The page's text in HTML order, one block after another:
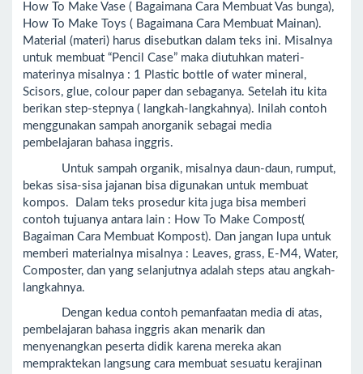
How To Make Vase ( Bagaimana Cara Membuat Vas bunga),
How To Make Toys ( Bagaimana Cara Membuat Mainan).
Material (materi) harus disebutkan dalam teks ini. Misalnya
untuk membuat “Pencil Case” maka diutuhkan materi-
materinya misalnya : 1 Plastic bottle of water mineral,
Scisors, glue, colour paper dan sebaganya. Setelah itu kita
berikan step-stepnya ( langkah-langkahnya). Inilah contoh
menggunakan sampah anorganik sebagai media
pembelajaran bahasa inggris.
Untuk sampah organik, misalnya daun-daun, rumput,
bekas sisa-sisa jajanan bisa digunakan untuk membuat
kompos. Dalam teks prosedur kita juga bisa memberi
contoh tujuanya antara lain : How To Make Compost(
Bagaiman Cara Membuat Kompost). Dan jangan lupa untuk
memberi materialnya misalnya : Leaves, grass, E-M4, Water,
Composter, dan yang selanjutnya adalah steps atau angkah-
langkahnya.
Dengan kedua contoh pemanfaatan media di atas,
pembelajaran bahasa inggris akan menarik dan
menyenangkan peserta didik karena mereka akan
mempraktekan langsung cara membuat sesuatu kerajinan